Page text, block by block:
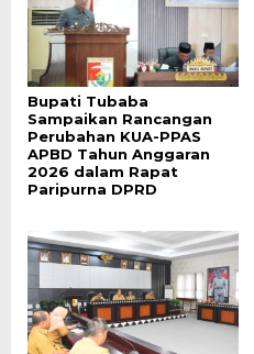
Bupati Tubaba
Sampaikan Rancangan
Perubahan KUA-PPAS
APBD Tahun Anggaran
2026 dalam Rapat
Paripurna DPRD